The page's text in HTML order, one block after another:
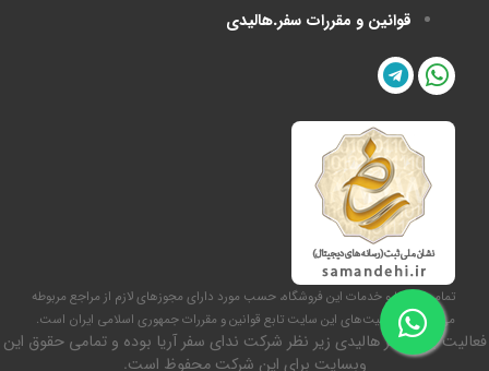
قوانین و مقررات سفر.هالیدی
تمامی کالاها و خدمات این فروشگاه، حسب مورد دارای مجوزهای لازم از مراجع مربوطه
می‌باشند و فعالیت‌های این سایت تابع قوانین و مقررات جمهوری اسلامی ایران است.
فعالیت برند سفر هالیدی زیر نظر شرکت ندای سفر آریا بوده و تمامی حقوق این
وبسایت برای این شرکت محفوظ است.